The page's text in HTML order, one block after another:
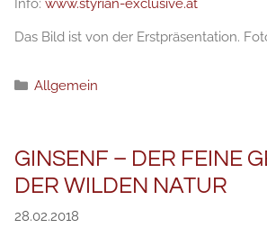
Info: www.styrian-exclusive.at
Das Bild ist von der Erstpräsentation.
Категории
Allgemein
GINSENF – DER FEINE
DER WILDEN NATUR
28.02.2018